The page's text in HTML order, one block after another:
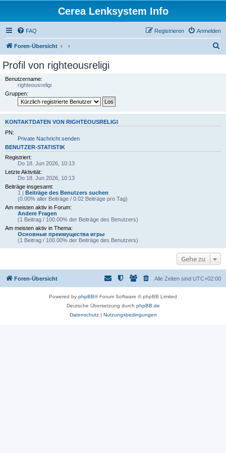
Cerea Lenksystem Info
FAQ Anmelden
Registrieren
Foren-Übersicht
Profil von righteousreligi
Benutzername:
righteousreligi
Gruppen:
KONTAKTDATEN VON RIGHTEOUSRELIGI
PN:
Private Nachricht senden
BENUTZER-STATISTIK
Registriert:
Do 18. Jun 2026, 10:13
Letzte Aktivität:
Do 18. Jun 2026, 10:13
Beiträge insgesamt:
1 | Beiträge des Benutzers suchen
(0.00% aller Beiträge / 0.02 Beiträge pro Tag)
Am meisten aktiv in Forum:
Andere Fragen
(1 Beitrag / 100.00% der Beiträge des Benutzers)
Am meisten aktiv in Thema:
Основные преимущества игры
(1 Beitrag / 100.00% der Beiträge des Benutzers)
Gehe zu
Foren-Übersicht Alle Zeiten sind UTC+02:00
Powered by phpBB® Forum Software © phpBB Limited
Deutsche Übersetzung durch phpBB.de
Datenschutz| Nutzungsbedingungen